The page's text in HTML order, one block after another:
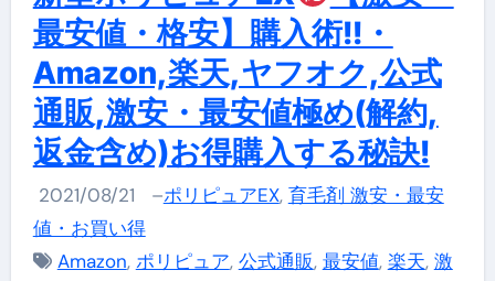
最安値・格安】購入術!!・
Amazon,楽天,ヤフオク,公式
通販,激安・最安値極め(解約,
返金含め)お得購入する秘訣!
2021/08/21 –ポリピュアEX, 育毛剤 激安・最安
値・お買い得
Amazon, ポリピュア, 公式通販, 最安値, 楽天, 激